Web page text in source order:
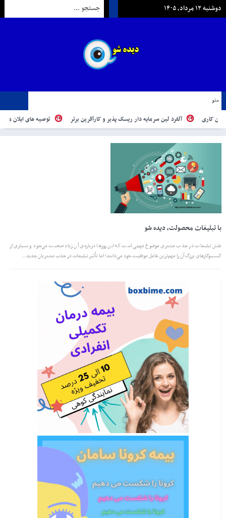
دوشنبه ۱۲ مرداد, ۱۴۰۵
منو
آلفرد لین سرمایه دار ریسک پذیر و کارآفرین برتر توصیه های ایلان ماسک به
با تبلیغات محصولت، دیده شو
نقش تبلیغات در جذب مشتری موضوع مهمی است که این روزها درباره‌ی آن زیاد صحبت می‌شود و بسیاری از
کسب‌وکارهای بزرگ آن را مهم‌ترین عامل موفقیت خود می‌دانند؛ اما تأثیر تبلیغات در جذب مشتریان جدید...